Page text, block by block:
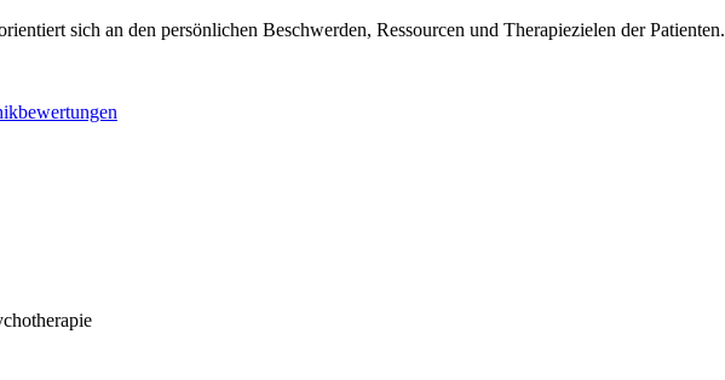
sich an den persönlichen Beschwerden, Ressourcen und Therapiezielen der Patienten.